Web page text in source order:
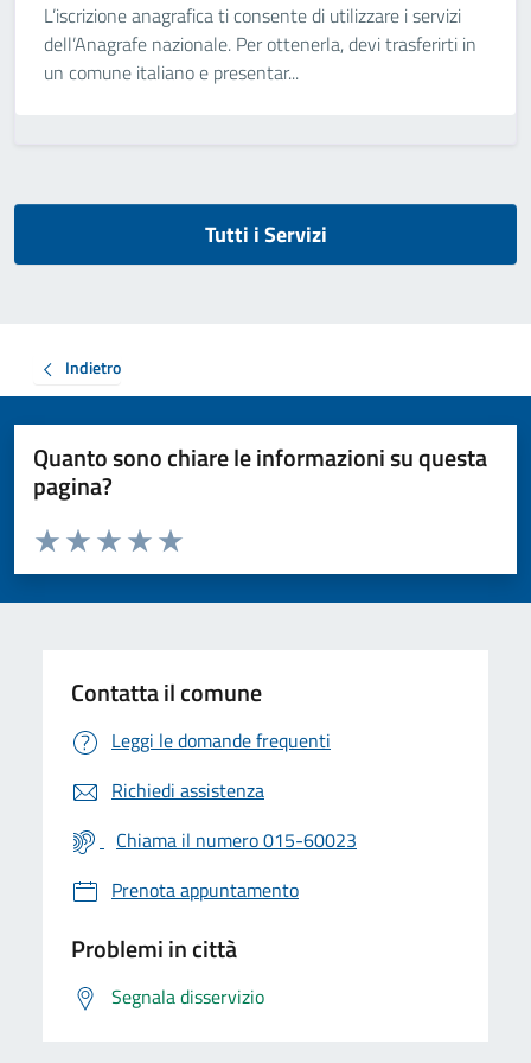
L’iscrizione anagrafica ti consente di utilizzare i servizi
dell’Anagrafe nazionale. Per ottenerla, devi trasferirti in
un comune italiano e presentar...
Tutti i Servizi
Indietro
Quanto sono chiare le informazioni su questa
pagina?
Valuta da 1 a 5 stelle la pagina
Valuta 5 stelle su 5
Valuta 4 stelle su 5
Valuta 3 stelle su 5
Valuta 2 stelle su 5
Valuta 1 stelle su 5
Contatta il comune
Leggi le domande frequenti
Richiedi assistenza
Chiama il numero 015-60023
Prenota appuntamento
Problemi in città
Segnala disservizio